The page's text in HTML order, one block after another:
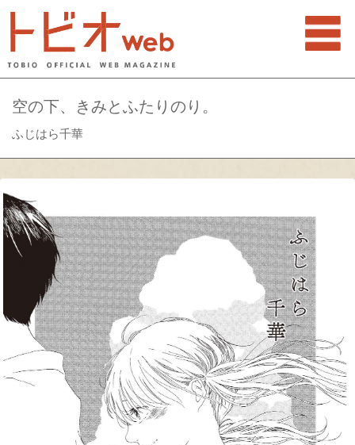
空の下、きみとふたりのり。
ふじはら千華